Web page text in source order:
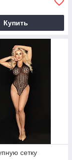
Купить
сетку